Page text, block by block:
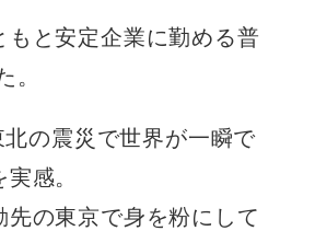
もと安定企業に勤める普
。
北の震災で世界が一瞬で
感。
先の東京で身を粉にして